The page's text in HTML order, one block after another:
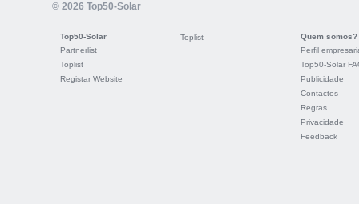
© 2026 Top50-Solar
Top50-Solar
Partnerlist
Toplist
Registar Website
Toplist
Quem somos?
Perfil
Top50-Solar
Publicidade
Contactos
Regras
Privacidade
Feedback